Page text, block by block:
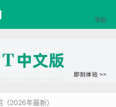
导航
2026年最新）